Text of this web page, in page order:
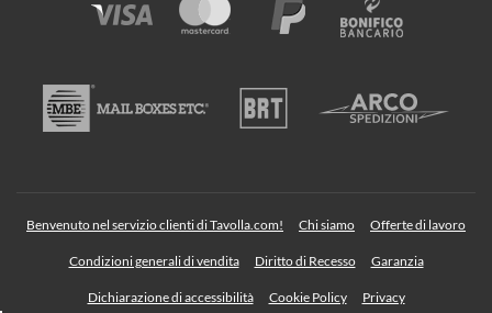
Benvenuto nel servizio clienti di Tavolla.com! Chi siamo Offerte di lavoro
Condizioni generali di vendita Diritto di Recesso Garanzia
Dichiarazione di accessibilità Cookie Policy Privacy